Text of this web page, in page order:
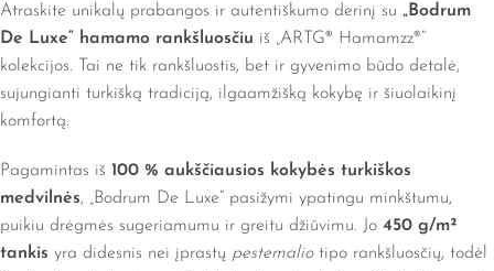
Atraskite unikalų prabangos ir autentiškumo derinį su „Bodrum
De Luxe“ hamamo rankšluosčiu iš „ARTG® Hamamzz®“
kolekcijos. Tai ne tik rankšluostis, bet ir gyvenimo būdo detalė,
sujungianti turkišką tradiciją, ilgaamžišką kokybę ir šiuolaikinį
komfortą.
Pagamintas iš 100 % aukščiausios kokybės turkiškos
medvilnės, „Bodrum De Luxe“ pasižymi ypatingu minkštumu,
puikiu drėgmės sugeriamumu ir greitu džiūvimu. Jo 450 g/m²
tankis yra didesnis nei įprastų pestemaliotipo rankšluosčių, todėl